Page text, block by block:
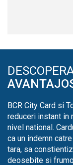
BCR City Card si
reduceri instant in
nivel national.
ca un indemn
tara, sa
deosebite si